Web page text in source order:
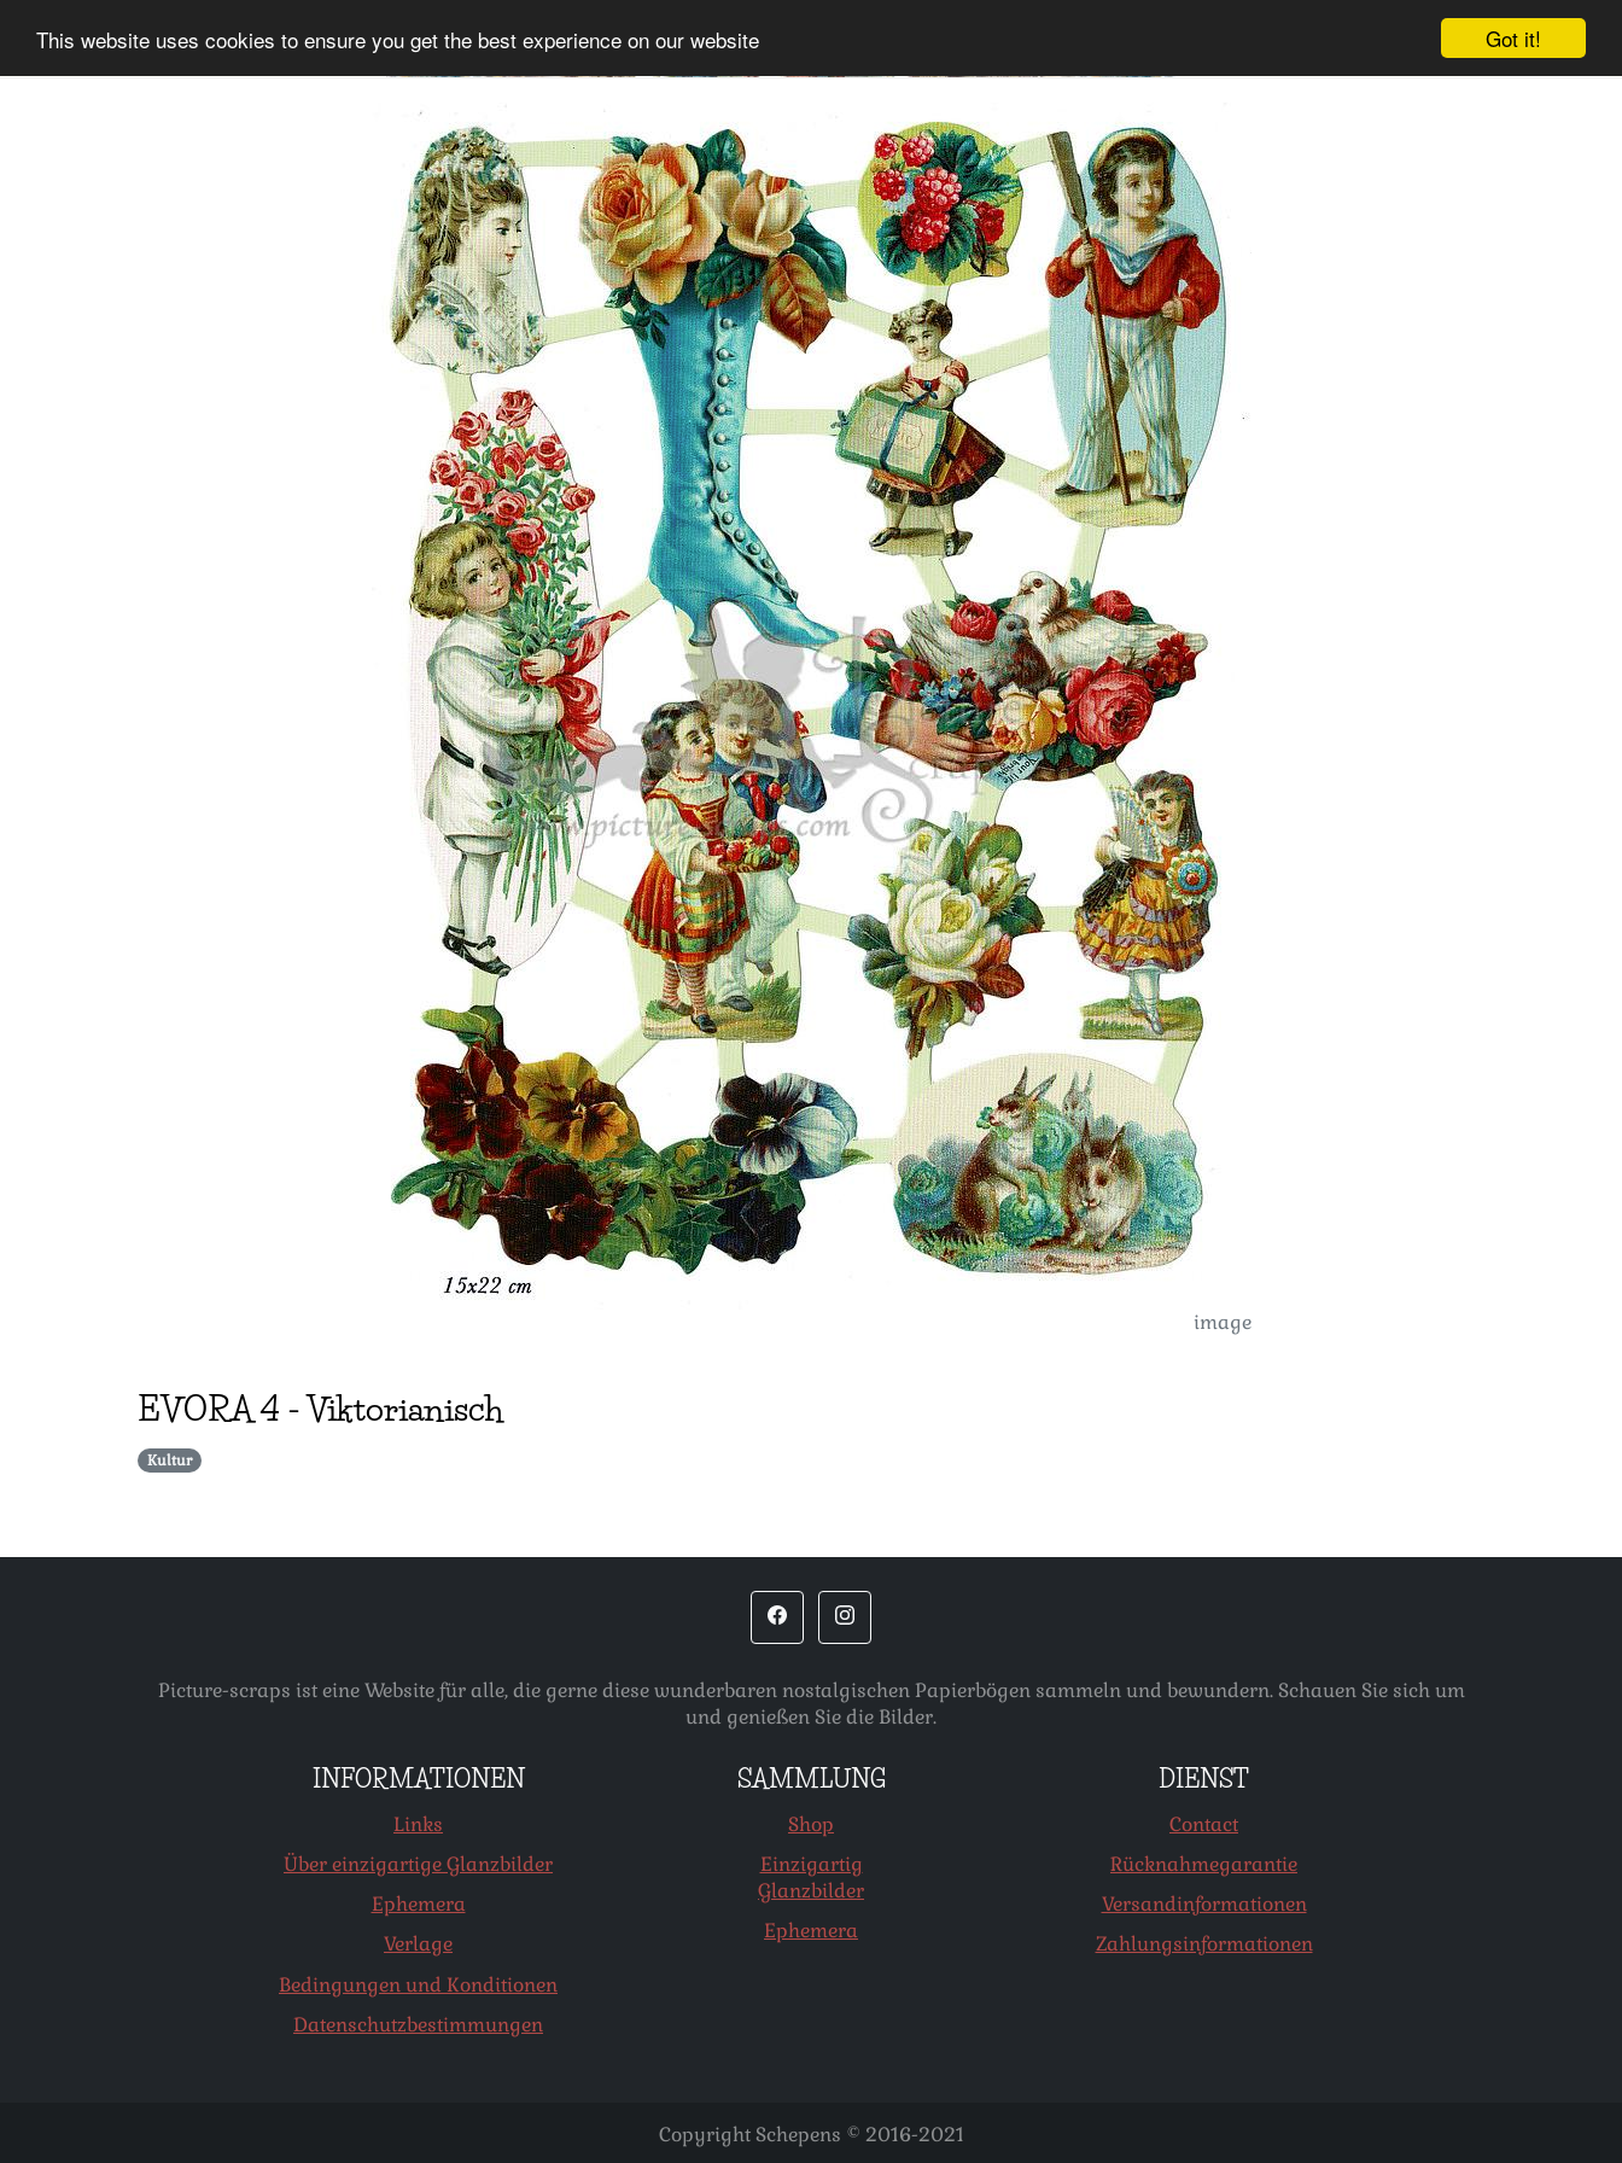
Got it!
This website uses cookies to ensure you get the best experience on our website
Information Sammlung Anmelden
image
EVORA 4 -Viktorianisch
Kultur
Picture-scraps ist eine Website für alle, die gerne diese wunderbaren nostalgischen Papierbögen sammeln und bewundern. Schauen Sie sich um
und genießen Sie die Bilder.
INFORMATIONEN
Links
Über einzigartige Glanzbilder
Ephemera
Verlage
Bedingungen und Konditionen
Datenschutzbestimmungen
SAMMLUNG
Shop
Einzigartig
Glanzbilder
Ephemera
DIENST
Contact
Rücknahmegarantie
Versandinformationen
Zahlungsinformationen
Copyright Schepens © 2016-2021